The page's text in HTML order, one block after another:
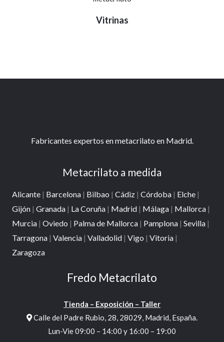
Vitrinas
Fabricantes expertos en metacrilato en Madrid.
Metacrilato a medida
Alicante | Barcelona | Bilbao | Cádiz | Córdoba | Elche |
Gijón | Granada | La Coruña | Madrid | Málaga | Mallorca |
Murcia | Oviedo | Palma de Mallorca | Pamplona | Sevilla |
Tarragona | Valencia | Valladolid | Vigo | Vitoria |
Zaragoza
Fredo Metacrilato
Tienda – Exposición – Taller
Calle del Padre Rubio, 28, 28029, Madrid, España.
Lun-Vie 09:00 – 14:00 y 16:00 – 19:00